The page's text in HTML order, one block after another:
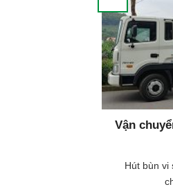
Vận
Hút bùn vi